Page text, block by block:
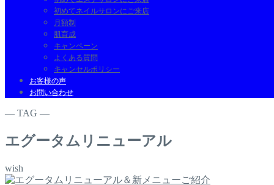
初めてネイルサロンにご来店
月額制
肌育成
キャンペーン
よくある質問
キャンセルポリシー
お客様の声
お問い合わせ
― TAG ―
エグータムリニューアル
wish